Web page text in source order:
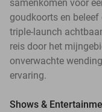
samenkomen voor
goudkoorts en beleef
triple-launch
reis door het
onverwachte
ervaring.
Shows &